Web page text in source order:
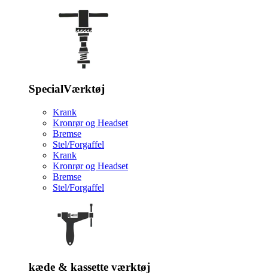
SpecialVærktøj
Krank
Kronrør og Headset
Bremse
Stel/Forgaffel
Krank
Kronrør og Headset
Bremse
Stel/Forgaffel
kæde & kassette værktøj